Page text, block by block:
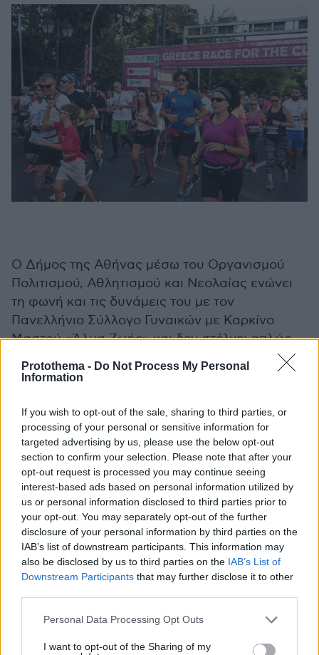
Protothema - Do Not Process My Personal
Information
If you wish to opt-out of the sale, sharing to third parties, or
processing of your personal or sensitive information for
targeted advertising by us, please use the below opt-out
section to confirm your selection. Please note that after your
opt-out request is processed you may continue seeing
interest-based ads based on personal information utilized by
us or personal information disclosed to third parties prior to
your opt-out. You may separately opt-out of the further
disclosure of your personal information by third parties on the
IAB’s list of downstream participants. This information may
also be disclosed by us to third parties on the IAB’s List of
Downstream Participants that may further disclose it to other
Please note that this website/app uses one or more Google
not limited to your visit or usage behaviour. You may click to
Personal Data Processing Opt Outs
I want to opt-out of the Sharing of my
Ο Δήμος της Αθήνας μέσω του Οργανισμού
Πολιτισμού, Αθλητισμού και Νεολαίας ενώνει
τη φωνή και τις δυνάμεις του με τον
Πανελλήνιο Σύλλογο Γυναικών με Καρκίνο
Μαστού «Άλμα Ζωής» και δεν στέλνει απλώς
προσπάθεια για την πρόληψη και την
μπροστά και μαζί με όλους δίνει το σύνθημα
για την πρόληψη. Για μία υπόθεση που αφορά
τις μητέρες μας, τις αδελφές μας, τις γυναίκες
μας, τις κόρες μας, τις οικογένειες μας.
Σας καλώ λοιπόν όλους, να γιορτάσουμε μαζί
για το πολυτιμότερο αγαθό, τη ζωή. Τη ζωή μας.
Να την αγαπήσουμε και να τη σεβαστούμε. Να
κάνουμε όλοι ότι περνάει από το χέρι μας σε
μία κοινωνία που θα προλαμβάνει , που θα
ενημερώνει και θα ενημερώνεται. Σε μία υγιή
κοινωνία. Σε αυτή την κοινή προσπάθεια,